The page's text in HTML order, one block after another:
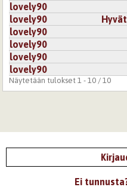
lovely90
lovely90
lovely90
lovely90
lovely90
lovely90
Näytetään tulokset 1 - 10 / 10
Ei